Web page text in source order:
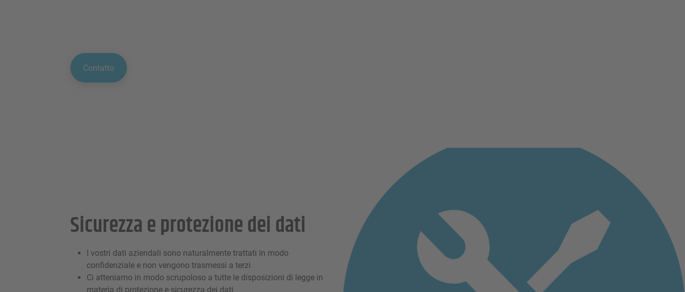
Contatto
Sicurezza e protezione dei dati
I vostri dati aziendali sono naturalmente trattati in modo
confidenziale e non vengono trasmessi a terzi
Ci atteniamo in modo scrupoloso a tutte le disposizioni di legge in
materia di protezione e sicurezza dei dati